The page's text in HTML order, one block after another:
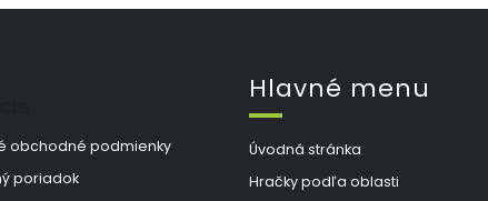
obchodné podmienky
poriadok
Hlavné menu
Úvodná stránka
Hračky podľa oblasti